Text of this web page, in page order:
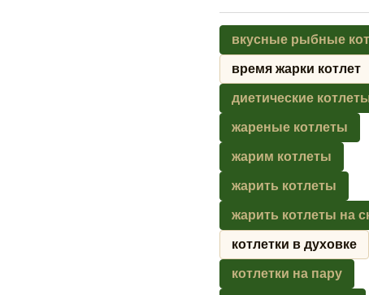
вкусные рыбные
время жарки котлет
диетические
жареные котлеты
жарим котлеты
жарить котлеты
жарить котлеты на
котлетки в духовке
котлетки на пару